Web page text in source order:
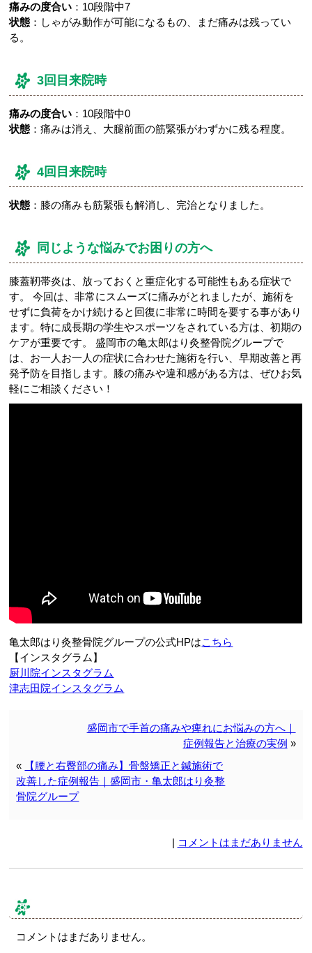
痛みの度合い ：10段階中7
状態 ：しゃがみ動作が可能になるもの、まだ痛みは残ってい
る。
3回目来院時
痛みの度合い ：10段階中0
状態 ：痛みは消え、大腿前面の筋緊張がわずかに残る程度。
4回目来院時
状態 ：膝の痛みも筋緊張も解消し、完治となりました。
同じような悩みでお困りの方へ
膝蓋靭帯炎は、放っておくと重症化する可能性もある症状で
す。 今回は、非常にスムーズに痛みがとれましたが、施術を
せずに負荷をかけ続けると回復に非常に時間を要する事があり
ます。特に成長期の学生やスポーツをされている方は、初期の
ケアが重要です。 盛岡市の亀太郎はり灸整骨院グループで
は、お一人お一人の症状に合わせた施術を行い、早期改善と再
発予防を目指します。膝の痛みや違和感がある方は、ぜひお気
軽にご相談ください！
亀太郎はり灸整骨院グループの公式HPはこちら
【インスタグラム】
厨川院インスタグラム
津志田院インスタグラム
盛岡市で手首の痛みや痺れにお悩みの方へ｜
症例報告と治療の実例 »
«
【腰と右臀部の痛み】骨盤矯正と鍼施術で
改善した症例報告｜盛岡市・亀太郎はり灸整
骨院グループ
| コメントはまだありません
コメント & トラックバック
コメントはまだありません。